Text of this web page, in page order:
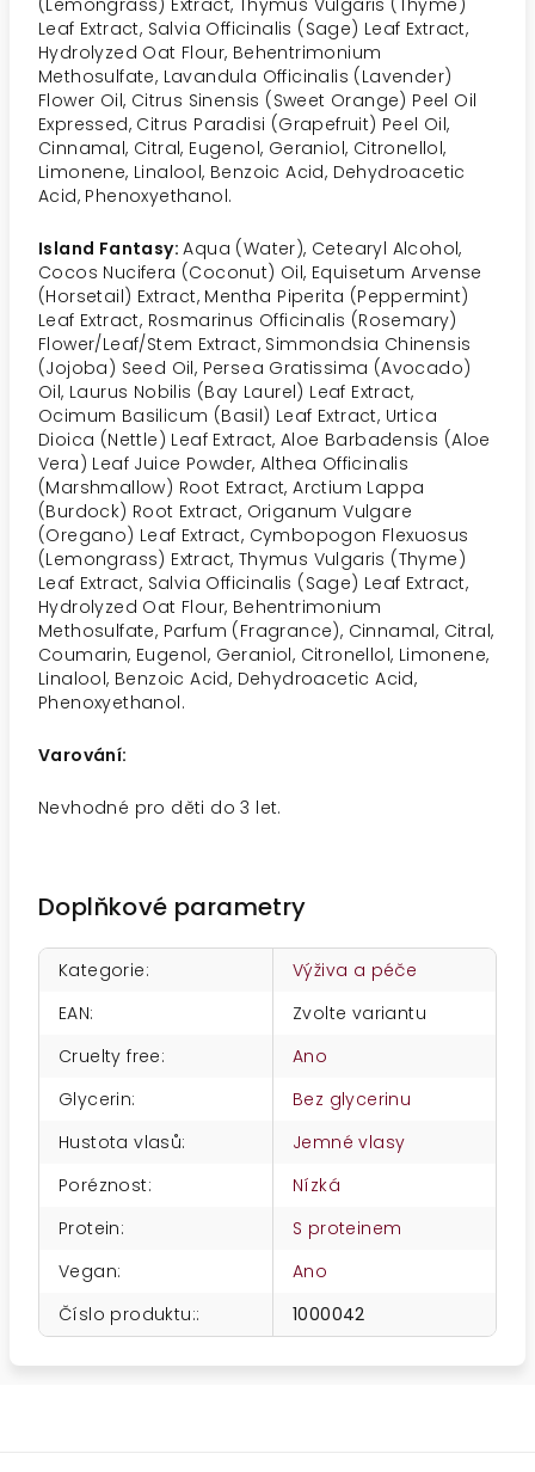
(Lemongrass) Extract, Thymus Vulgaris (Thyme)
Leaf Extract, Salvia Officinalis (Sage) Leaf Extract,
Hydrolyzed Oat Flour, Behentrimonium
Methosulfate, Lavandula Officinalis (Lavender)
Flower Oil, Citrus Sinensis (Sweet Orange) Peel Oil
Expressed, Citrus Paradisi (Grapefruit) Peel Oil,
Cinnamal, Citral, Eugenol, Geraniol, Citronellol,
Limonene, Linalool, Benzoic Acid, Dehydroacetic
Acid, Phenoxyethanol.
Island Fantasy:Aqua (Water), Cetearyl Alcohol,
Cocos Nucifera (Coconut) Oil, Equisetum Arvense
(Horsetail) Extract, Mentha Piperita (Peppermint)
Leaf Extract, Rosmarinus Officinalis (Rosemary)
Flower/Leaf/Stem Extract, Simmondsia Chinensis
(Jojoba) Seed Oil, Persea Gratissima (Avocado)
Oil, Laurus Nobilis (Bay Laurel) Leaf Extract,
Ocimum Basilicum (Basil) Leaf Extract, Urtica
Dioica (Nettle) Leaf Extract, Aloe Barbadensis (Aloe
Vera) Leaf Juice Powder, Althea Officinalis
(Marshmallow) Root Extract, Arctium Lappa
(Burdock) Root Extract, Origanum Vulgare
(Oregano) Leaf Extract, Cymbopogon Flexuosus
(Lemongrass) Extract, Thymus Vulgaris (Thyme)
Leaf Extract, Salvia Officinalis (Sage) Leaf Extract,
Hydrolyzed Oat Flour, Behentrimonium
Methosulfate, Parfum (Fragrance), Cinnamal, Citral,
Coumarin, Eugenol, Geraniol, Citronellol, Limonene,
Linalool, Benzoic Acid, Dehydroacetic Acid,
Phenoxyethanol.
Varování:
Nevhodné pro děti do 3 let.
Doplňkové parametry
Kategorie:
Výživa a péče
EAN:
Zvolte variantu
Cruelty free:
Ano
Glycerin:
Bez glycerinu
Hustota vlasů:
Jemné vlasy
Poréznost:
Nízká
Protein:
S proteinem
Vegan:
Ano
Číslo produktu:: 1000042